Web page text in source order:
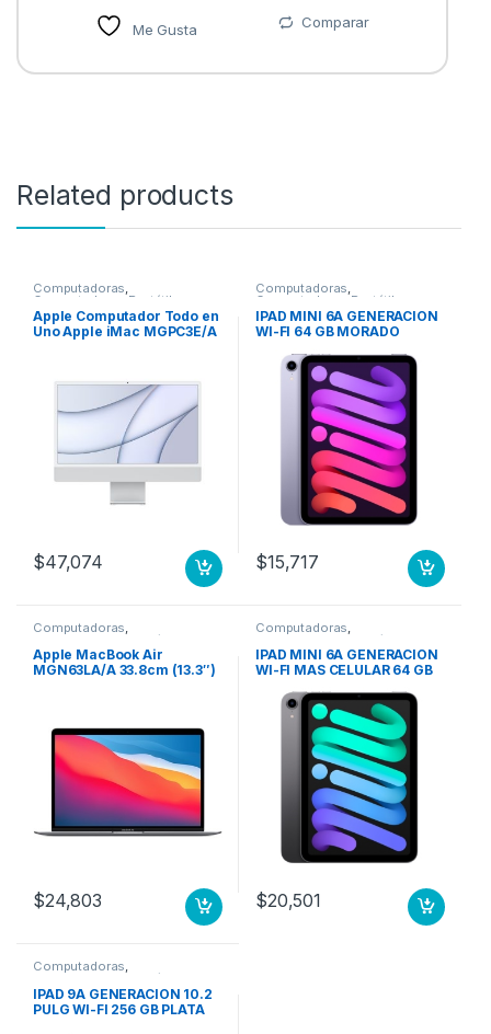
Me Gusta Comparar
Related products
Computadoras,
Computadoras Portátiles
Apple Computador Todo en
Uno Apple iMac MGPC3E/A
4480 x 2520 – De Escritorio
– Plata – macOS Big Sur –
IEEE 802.11 a/b/g/n/ac/ax –
143W CPU 8N GPU 8N 256
GB PLATA
$47,074
Computadoras,
Computadoras Portátiles
IPAD MINI 6A GENERACION
WI-FI 64 GB MORADO
$15,717
Computadoras
Computadoras Portátiles
Apple MacBook Air
MGN63LA/A 33.8cm (13.3″)
256GB SSD – Gris – macOS
Big Sur – Pantalla Retina,
Tecnología True Tone,
Tecnología conmutación
en el mismo plano (In-
plane Switching, IPS) –
15Hor 8N GPU 7N 256 GB
SSD GRIS ESPACIAL
$24,803
Computadoras
Computadoras Portátiles
IPAD MINI 6A GENERACION
WI-FI MAS CELULAR 64 GB
$20,501
Computadoras,
Computadoras Portátiles
IPAD 9A GENERACION 10.2
PULG WI-FI 256 GB PLATA